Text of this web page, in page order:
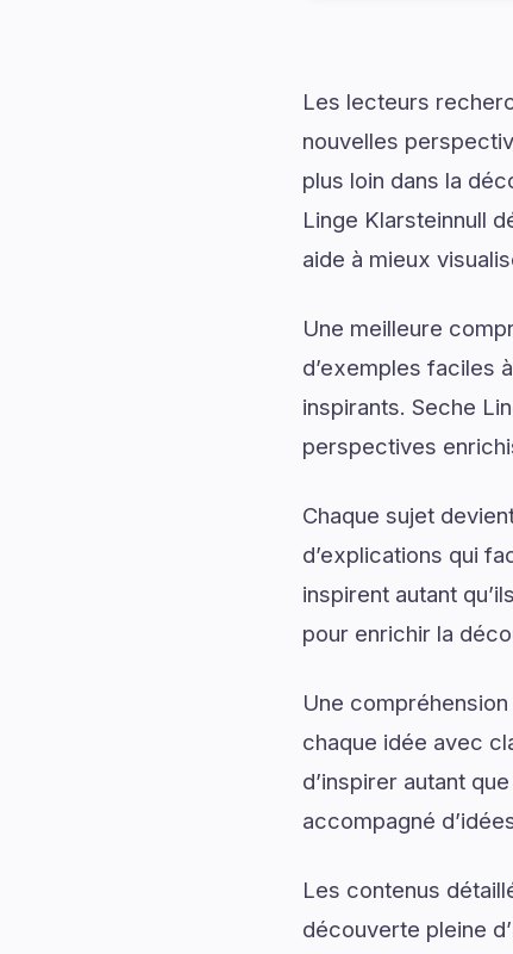
Les lecteurs
nouvelles
plus loin dans la
Linge Klarsteinnull
aide à mieux
Une meilleure
d’exemples faciles
inspirants. Seche
perspectives
Chaque sujet
d’explications qui
inspirent autant
pour enrichir la
Une
chaque idée avec
d’inspirer autant
accompagné
Les contenus
découverte pleine